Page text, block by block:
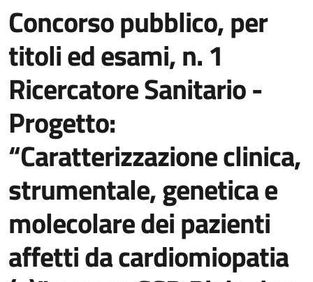
Concorso pubblico, per
titoli ed esami, n. 1
Ricercatore Sanitario -
Progetto:
“Caratterizzazione clinica,
strumentale, genetica e
molecolare dei pazienti
affetti da cardiomiopatia